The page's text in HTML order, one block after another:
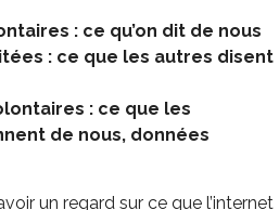
: ce qu’on dit de nous
: ce que les autres disent
: ce que les
de nous, données
un regard sur ce que l’internet